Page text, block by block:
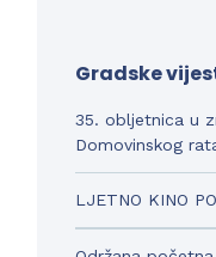
Gradske
35. obljetnica u
Domovinskog
LJETNO KINO